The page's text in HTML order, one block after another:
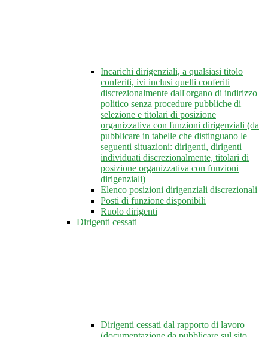
Incarichi dirigenziali, a qualsiasi titolo
conferiti, ivi inclusi quelli conferiti
discrezionalmente dall'organo di indirizzo
politico senza procedure pubbliche di
selezione e titolari di posizione
organizzativa con funzioni dirigenziali (da
pubblicare in tabelle che distinguano le
seguenti situazioni: dirigenti, dirigenti
individuati discrezionalmente, titolari di
posizione organizzativa con funzioni
dirigenziali)
Elenco posizioni dirigenziali discrezionali
Posti di funzione disponibili
Ruolo dirigenti
Dirigenti cessati
Dirigenti cessati dal rapporto di lavoro